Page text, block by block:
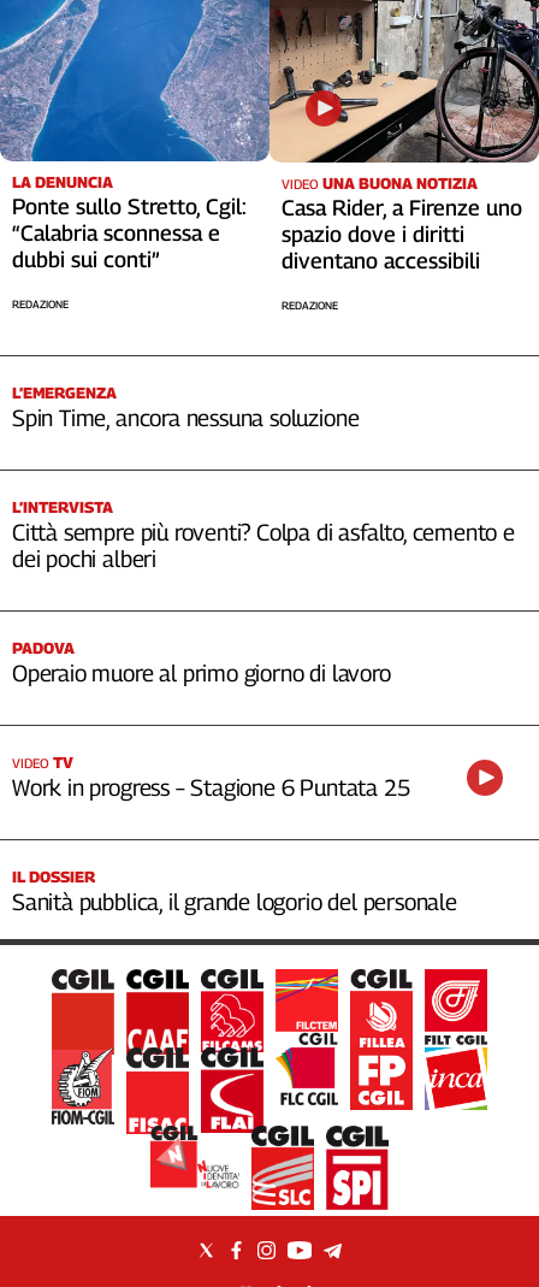
LA DENUNCIA
Ponte sullo Stretto, Cgil:
“Calabria sconnessa e
dubbi sui conti”
REDAZIONE
VIDEO UNA BUONA NOTIZIA
Casa Rider, a Firenze uno
spazio dove i diritti
diventano accessibili
REDAZIONE
L’EMERGENZA
Spin Time, ancora nessuna soluzione
L’INTERVISTA
Città sempre più roventi? Colpa di asfalto, cemento e
dei pochi alberi
PADOVA
Operaio muore al primo giorno di lavoro
VIDEO TV
Work in progress – Stagione 6 Puntata 25
IL DOSSIER
Sanità pubblica, il grande logorio del personale